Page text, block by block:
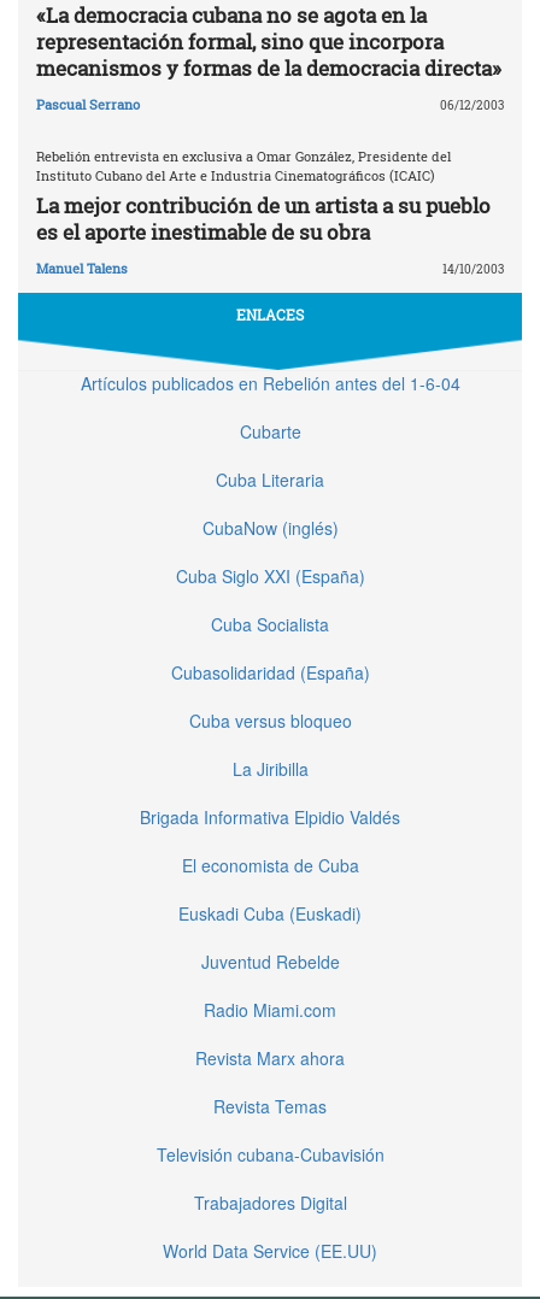
«La democracia cubana no se agota en la
representación formal, sino que incorpora
mecanismos y formas de la democracia directa»
Pascual Serrano 06/12/2003
Rebelión entrevista en exclusiva a Omar González, Presidente del
Instituto Cubano del Arte e Industria Cinematográficos (ICAIC)
La mejor contribución de un artista a su pueblo
es el aporte inestimable de su obra
Manuel Talens 14/10/2003
ENLACES
Artículos publicados en Rebelión antes del 1-6-04
Cubarte
Cuba Literaria
CubaNow (inglés)
Cuba Siglo XXI (España)
Cuba Socialista
Cubasolidaridad (España)
Cuba versus bloqueo
La Jiribilla
Brigada Informativa Elpidio Valdés
El economista de Cuba
Euskadi Cuba (Euskadi)
Juventud Rebelde
Radio Miami.com
Revista Marx ahora
Revista Temas
Televisión cubana-Cubavisión
Trabajadores Digital
World Data Service (EE.UU)